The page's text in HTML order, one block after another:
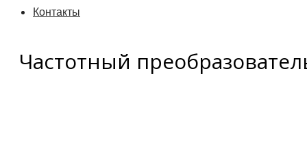
Контакты
Частотный